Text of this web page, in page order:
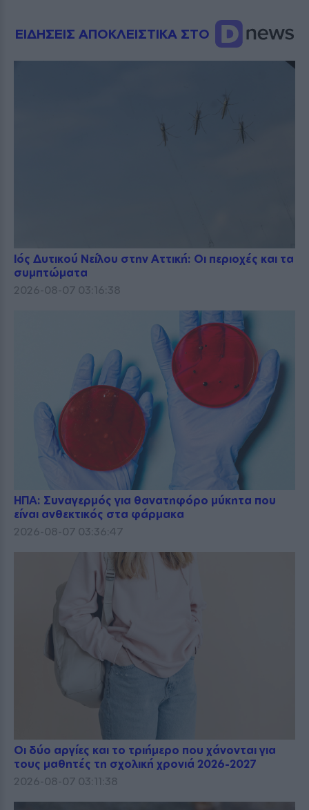
ΕΙΔΗΣΕΙΣ ΑΠΟΚΛΕΙΣΤΙΚΑ ΣΤΟ
Ιός Δυτικού Νείλου στην Αττική: Οι περιοχές και τα
συμπτώματα
2026-08-07 03:16:38
ΗΠΑ: Συναγερμός για θανατηφόρο μύκητα που
είναι ανθεκτικός στα φάρμακα
2026-08-07 03:36:47
Οι δύο αργίες και το τριήμερο που χάνονται για
τους μαθητές τη σχολική χρονιά 2026-2027
2026-08-07 03:11:38